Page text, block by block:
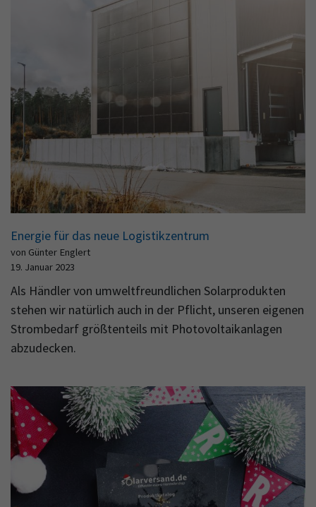
Energie für das neue Logistikzentrum
von Günter Englert
19. Januar 2023
Als Händler von umweltfreundlichen Solarprodukten
stehen wir natürlich auch in der Pflicht, unseren eigenen
Strombedarf größtenteils mit Photovoltaikanlagen
abzudecken.